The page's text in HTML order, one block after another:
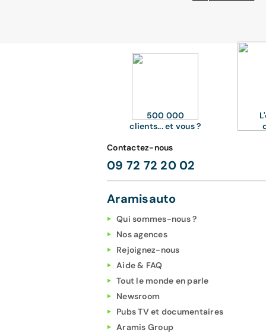
500 000
clients... et vous ?
Contactez-nous
09 72 72 20 02
Aramisauto
Qui sommes-nous ?
Nos agences
Rejoignez-nous
Aide & FAQ
Tout le monde en parle
Newsroom
Pubs TV et documentaires
Aramis Group